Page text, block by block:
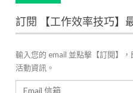
訂閱 【工作效率技巧】
輸入您的 email 並點擊【訂閱】
活動資訊。
Email